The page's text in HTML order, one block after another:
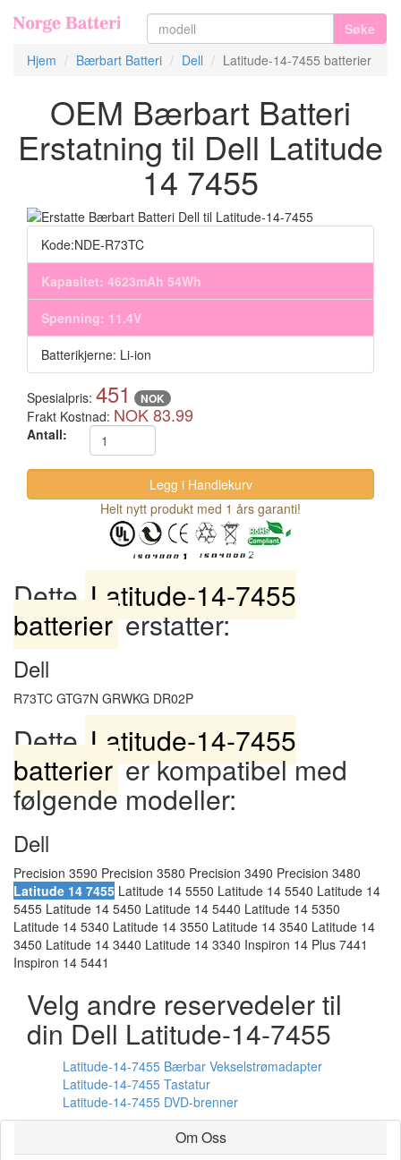
Søke
Hjem
Bærbart Batteri Dell Latitude-14-7455 batterier
OEM Bærbart Batteri
Erstatning til Dell Latitude
14 7455
Kode:NDE-R73TC
Kapasitet: 4623mAh 54Wh
Spenning: 11.4V
Batterikjerne: Li-ion
Spesialpris: 451 NOK
Frakt Kostnad: NOK 83.99
Antall:
Helt nytt produkt med 1 års garanti!
DetteLatitude-14-7455
batteriererstatter:
Dell
R73TC GTG7N GRWKG DR02P
DetteLatitude-14-7455
batterierer kompatibel med
følgende modeller:
Dell
Precision 3590 Precision 3580 Precision 3490 Precision 3480
Latitude 14 7455 Latitude 14 5550 Latitude 14 5540 Latitude 14
5455 Latitude 14 5450 Latitude 14 5440 Latitude 14 5350
Latitude 14 5340 Latitude 14 3550 Latitude 14 3540 Latitude 14
3450 Latitude 14 3440 Latitude 14 3340 Inspiron 14 Plus 7441
Inspiron 14 5441
Velg andre reservedeler til
din Dell Latitude-14-7455
Latitude-14-7455 Bærbar Vekselstrømadapter
Latitude-14-7455 Tastatur
Latitude-14-7455 DVD-brenner
Om Oss